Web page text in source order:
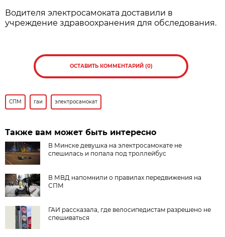
Водителя электросамоката доставили в
учреждение здравоохранения для обследования.
ОСТАВИТЬ КОММЕНТАРИЙ (0)
СПМ гаи электросамокат
Также вам может быть интересно
В Минске девушка на электросамокате не
спешилась и попала под троллейбус
В МВД напомнили о правилах передвижения на
СПМ
ГАИ рассказала, где велосипедистам разрешено не
спешиваться